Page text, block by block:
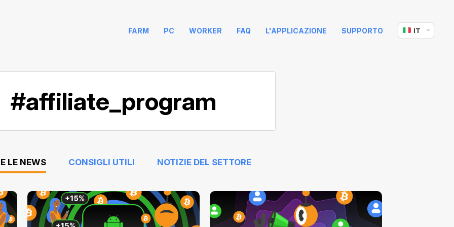
FARM PC WORKER FAQ L'APPLICAZIONE SUPPORTO IT
#affiliate_program
LE NEWS CONSIGLI UTILI NOTIZIE DEL SETTORE